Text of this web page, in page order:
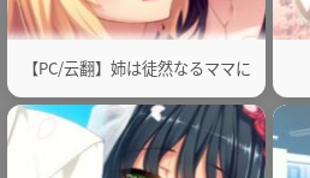
【PC/云翻】姉は徒然なるママに